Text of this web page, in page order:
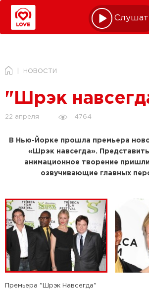
НОВОСТИ
"Шрэк
22 апреля 4764
В Нью-Йорке прошла премьера
«Шрэк навсегда».
анимационное творение
озвучивающие главных
Премьера "Шрэк Навсегда"